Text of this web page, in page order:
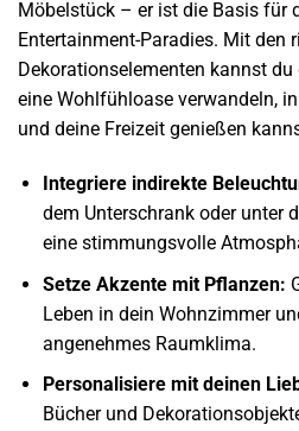
Möbelstück – er ist die Basis für
Entertainment-Paradies. Mit den
Dekorationselementen kannst
eine Wohlfühloase verwandeln,
und deine Freizeit genießen
Integriere indirekte
dem Unterschrank oder unter
eine stimmungsvolle
Setze Akzente mit Pflanzen:
Leben in dein Wohnzimmer
angenehmes Raumklima.
Personalisiere mit deinen
Bücher und